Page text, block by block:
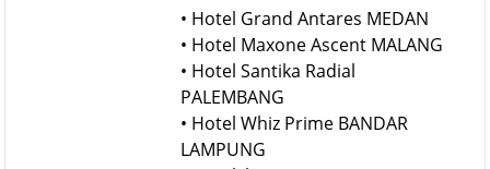
• Hotel Grand Antares MEDAN
• Hotel Maxone Ascent MALANG
• Hotel Santika Radial
PALEMBANG
• Hotel Whiz Prime BANDAR
LAMPUNG